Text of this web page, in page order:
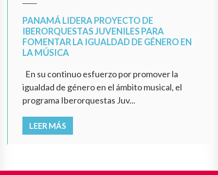
PANAMÁ LIDERA PROYECTO DE
IBERORQUESTAS JUVENILES PARA
FOMENTAR LA IGUALDAD DE GÉNERO EN
LA MÚSICA
En su continuo esfuerzo por promover la
igualdad de género en el ámbito musical, el
programa Iberorquestas Juv...
LEER MÁS